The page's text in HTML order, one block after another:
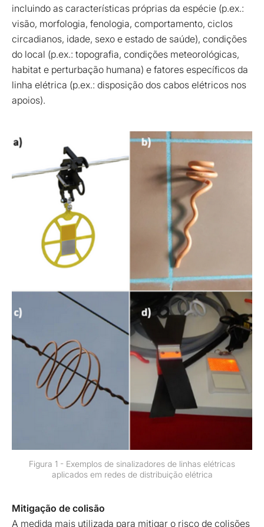
incluindo as características próprias da espécie (p.ex.:
visão, morfologia, fenologia, comportamento, ciclos
circadianos, idade, sexo e estado de saúde), condições
do local (p.ex.: topografia, condições meteorológicas,
habitat e perturbação humana) e fatores específicos da
linha elétrica (p.ex.: disposição dos cabos elétricos nos
apoios).
Figura 1 - Exemplos de sinalizadores de linhas elétricas
aplicados em redes de distribuição elétrica
Mitigação de colisão
A medida mais utilizada para mitigar o risco de colisões